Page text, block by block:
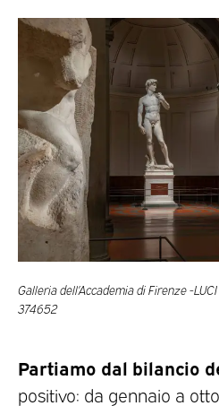
Galleria dell’Accademia di Firenze -
374652
Partiamo dal bilancio
positivo: da gennaio a